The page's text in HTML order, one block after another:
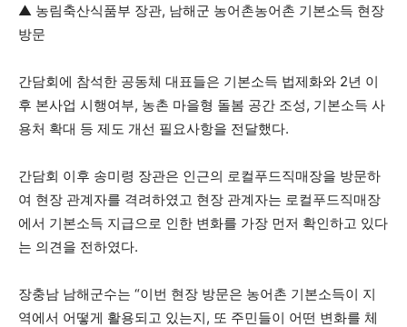
▲ 농림축산식품부 장관, 남해군 농어촌농어촌 기본소득 현장
방문
간담회에 참석한 공동체 대표들은 기본소득 법제화와 2년 이
후 본사업 시행여부, 농촌 마을형 돌봄 공간 조성, 기본소득 사
용처 확대 등 제도 개선 필요사항을 전달했다.
간담회 이후 송미령 장관은 인근의 로컬푸드직매장을 방문하
여 현장 관계자를 격려하였고 현장 관계자는 로컬푸드직매장
에서 기본소득 지급으로 인한 변화를 가장 먼저 확인하고 있다
는 의견을 전하였다.
장충남 남해군수는 “이번 현장 방문은 농어촌 기본소득이 지
역에서 어떻게 활용되고 있는지, 또 주민들이 어떤 변화를 체